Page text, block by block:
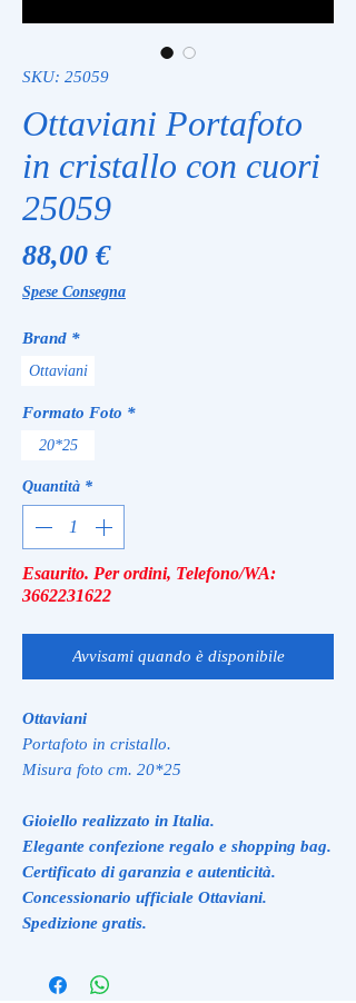
SKU: 25059
Ottaviani Portafoto
in cristallo con cuori
25059
88,00 €Prezzo
Spese Consegna
Brand *
Ottaviani
Formato Foto *
20*25
Quantità *
Esaurito. Per ordini, Telefono/WA:
3662231622
Avvisami quando è disponibile
Ottaviani
Portafoto in cristallo.
Misura foto cm. 20*25
Gioiello realizzato in Italia.
Elegante confezione regalo e shopping bag.
Certificato di garanzia e autenticità.
Concessionario ufficiale Ottaviani.
Spedizione gratis.